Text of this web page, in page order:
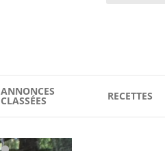
ANNONCES
CLASSÉES RECETTES